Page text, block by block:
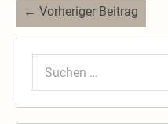
Beitragsnavigation
← Vorheriger Beitrag
Suchen